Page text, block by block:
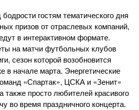
гостям тематического дня
призов от отраслевых компаний,
в интерактивном формате.
на матчи футбольных клубов
сезон которой возобновится
в начале марта. Энергетические
«Спартак», ЦСКА и «Зенит»
также просто любителей красивого
во время праздничного концерта.